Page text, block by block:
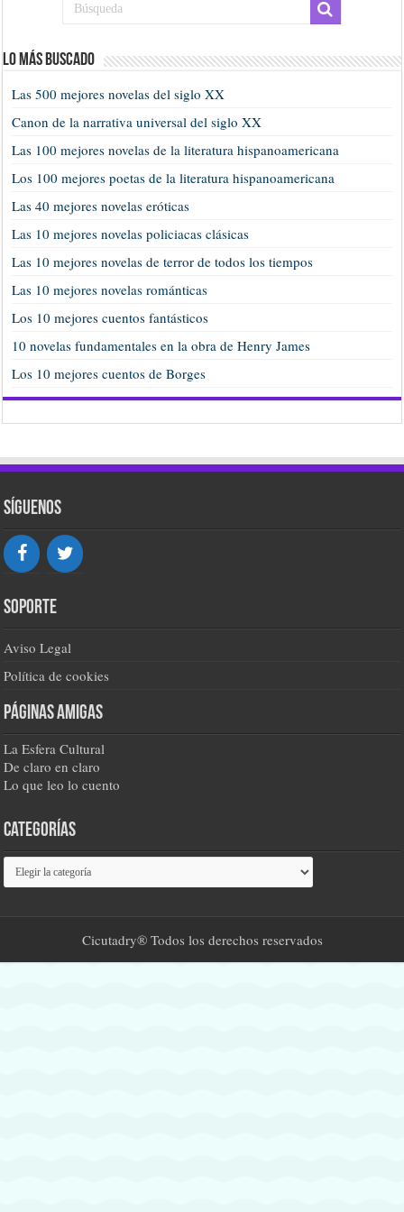
Lo más buscado
Las 500 mejores novelas del siglo XX
Canon de la narrativa universal del siglo XX
Las 100 mejores novelas de la literatura hispanoamericana
Los 100 mejores poetas de la literatura hispanoamericana
Las 40 mejores novelas eróticas
Las 10 mejores novelas policiacas clásicas
Las 10 mejores novelas de terror de todos los tiempos
Las 10 mejores novelas románticas
Los 10 mejores cuentos fantásticos
10 novelas fundamentales en la obra de Henry James
Los 10 mejores cuentos de Borges
Síguenos
Soporte
Aviso Legal
Política de cookies
Páginas amigas
La Esfera Cultural
De claro en claro
Lo que leo lo cuento
Categorías
Categorías
Cicutadry® Todos los derechos reservados